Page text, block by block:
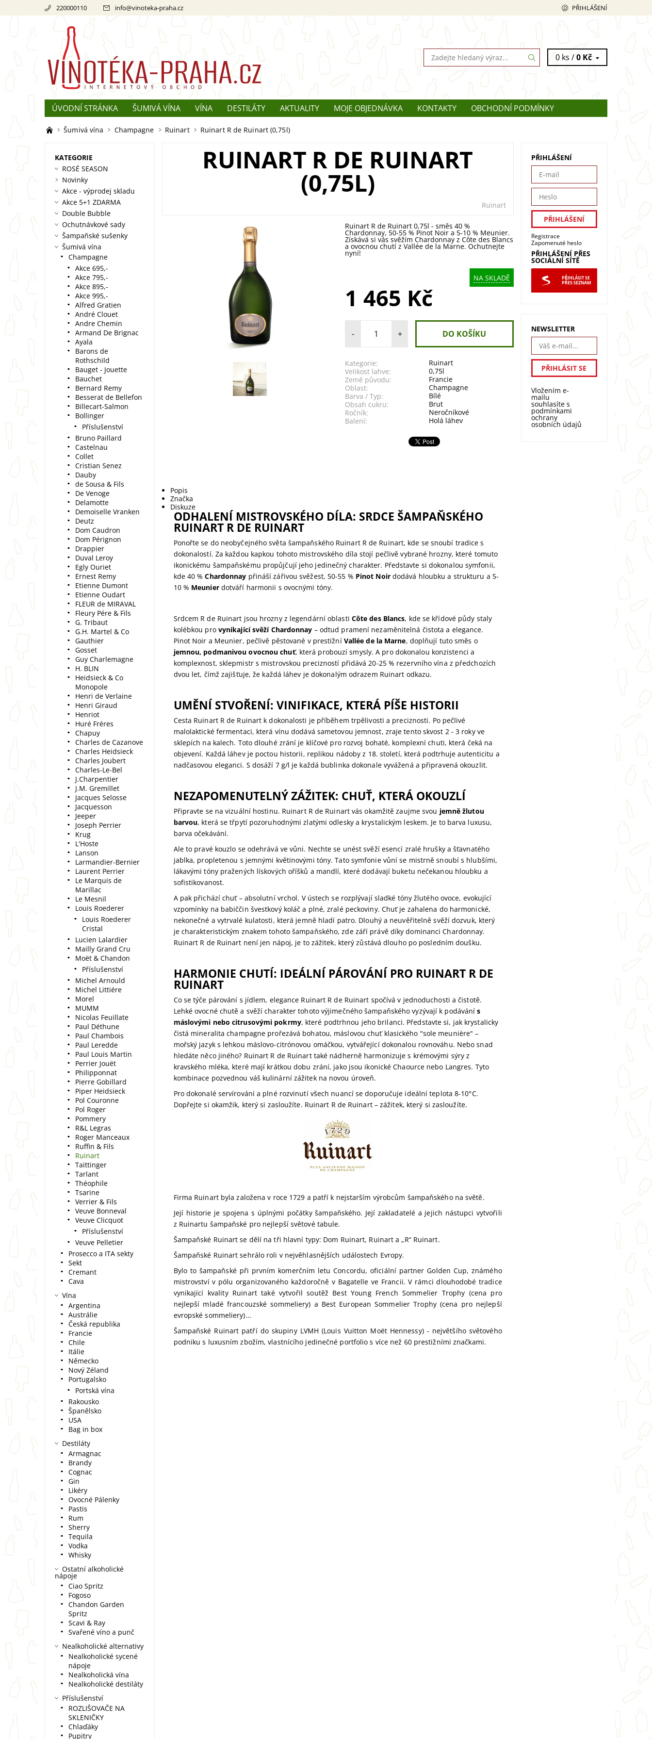
220000110 info@vinoteka-praha.cz PŘIHLÁŠENÍ
0 ks /0 Kč
ÚVODNÍ STRÁNKA ŠUMIVÁ VÍNA VÍNA DESTILÁTY AKTUALITY MOJE OBJEDNÁVKA KONTAKTY
OBCHODNÍ PODMÍNKY
REKLAMACE
O ŠAMPAŇSKÉM
Šumivá vína Champagne Ruinart Ruinart R de Ruinart (0,75l)
RUINART R DE RUINART
(0,75L)
Ruinart
Ruinart R de Ruinart 0,75l - směs 40 %
Chardonnay, 50-55 % Pinot Noir a 5-10 % Meunier.
Získává si vás svěžím Chardonnay z Côte des Blancs
a ovocnou chutí z Vallée de la Marne. Ochutnejte
nyní!
NA SKLADĚ
1 465 Kč
- +
Kategorie:
Ruinart
Velikost lahve:
0,75l
Země původu:
Francie
Oblast:
Champagne
Barva / Typ:
Bílé
Obsah cukru:
Brut
Ročník:
Neročníkové
Balení:
Holá láhev
Popis
Značka
Diskuze
ODHALENÍ MISTROVSKÉHO DÍLA: SRDCE ŠAMPAŇSKÉHO
RUINART R DE RUINART
Ponořte se do neobyčejného světa šampaňského Ruinart R de Ruinart, kde se snoubí tradice s
dokonalostí. Za každou kapkou tohoto mistrovského díla stojí pečlivě vybrané hrozny, které tomuto
ikonickému šampaňskému propůjčují jeho jedinečný charakter. Představte si dokonalou symfonii,
kde 40 %Chardonnay přináší zářivou svěžest, 50-55 % Pinot Noirdodává hloubku a strukturu a 5-
10 % Meunierdotváří harmonii s ovocnými tóny.
Srdcem R de Ruinart jsou hrozny z legendární oblasti Côte des Blancs, kde se křídové půdy staly
kolébkou pro vynikající svěží Chardonnay – odtud pramení nezaměnitelná čistota a elegance.
Pinot Noir a Meunier, pečlivě pěstované v prestižní Vallée de la Marne, doplňují tuto směs o
jemnou, podmanivou ovocnou chuť, která probouzí smysly. A pro dokonalou konzistenci a
komplexnost, sklepmistr s mistrovskou precizností přidává 20-25 % rezervního vína z předchozích
dvou let, čímž zajišťuje, že každá láhev je dokonalým odrazem Ruinart odkazu.
UMĚNÍ STVOŘENÍ: VINIFIKACE, KTERÁ PÍŠE HISTORII
Cesta Ruinart R de Ruinart k dokonalosti je příběhem trpělivosti a preciznosti. Po pečlivé
malolaktické fermentaci, která vínu dodává sametovou jemnost, zraje tento skvost 2 - 3 roky ve
sklepích na kalech. Toto dlouhé zrání je klíčové pro rozvoj bohaté, komplexní chuti, která čeká na
objevení. Každá láhev je poctou historii, replikou nádoby z 18. století, která podtrhuje autenticitu a
nadčasovou eleganci. S dosáží 7 g/l je každá bublinka dokonale vyvážená a připravená okouzlit.
NEZAPOMENUTELNÝ ZÁŽITEK: CHUŤ, KTERÁ OKOUZLÍ
Připravte se na vizuální hostinu. Ruinart R de Ruinart vás okamžitě zaujme svou jemně žlutou
barvou, která se třpytí pozoruhodnými zlatými odlesky a krystalickým leskem. Je to barva luxusu,
barva očekávání.
Ale to pravé kouzlo se odehrává ve vůni. Nechte se unést svěží esencí zralé hrušky a šťavnatého
jablka, propletenou s jemnými květinovými tóny. Tato symfonie vůní se mistrně snoubí s hlubšími,
lákavými tóny pražených lískových oříšků a mandlí, které dodávají buketu nečekanou hloubku a
sofistikovanost.
A pak přichází chuť – absolutní vrchol. V ústech se rozplývají sladké tóny žlutého ovoce, evokující
vzpomínky na babiččin švestkový koláč a plné, zralé peckoviny. Chuť je zahalena do harmonické,
nekonečné a vytrvalé kulatosti, která jemně hladí patro. Dlouhý a neuvěřitelně svěží dozvuk, který
je charakteristickým znakem tohoto šampaňského, zde září právě díky dominanci Chardonnay.
Ruinart R de Ruinart není jen nápoj, je to zážitek, který zůstává dlouho po posledním doušku.
HARMONIE CHUTÍ: IDEÁLNÍ PÁROVÁNÍ PRO RUINART R DE
RUINART
Co se týče párování s jídlem, elegance Ruinart R de Ruinart spočívá v jednoduchosti a čistotě.
Lehké ovocné chutě a svěží charakter tohoto výjimečného šampaňského vyzývají k podávánís
máslovými nebo citrusovými pokrmy, které podtrhnou jeho brilanci. Představte si, jak krystalicky
čistá mineralita champagne prořezává bohatou, máslovou chuť klasického "sole meunière" –
mořský jazyk s lehkou máslovo-citrónovou omáčkou, vytvářející dokonalou rovnováhu. Nebo snad
hledáte něco jiného? Ruinart R de Ruinart také nádherně harmonizuje s krémovými sýry z
kravského mléka, které mají krátkou dobu zrání, jako jsou ikonické Chaource nebo Langres. Tyto
kombinace pozvednou váš kulinární zážitek na novou úroveň.
Pro dokonalé servírování a plné rozvinutí všech nuancí se doporučuje ideální teplota 8-10°C.
Dopřejte si okamžik, který si zasloužíte. Ruinart R de Ruinart – zážitek, který si zasloužíte.
Firma Ruinart byla založena v roce 1729 a patří k nejstarším výrobcům šampaňského na světě.
Její historie je spojena s úplnými počátky šampaňského. Její zakladatelé a jejich nástupci vytvořili
z Ruinartu šampaňské pro nejlepší světové tabule.
Šampaňské Ruinart se dělí na tři hlavní typy: Dom Ruinart, Ruinart a „R“ Ruinart.
Šampaňské Ruinart sehrálo roli v nejvěhlasnějších událostech Evropy.
Bylo to šampaňské při prvním komerčním letu Concordu, oficiální partner Golden Cup, známého
mistrovství v pólu organizovaného každoročně v Bagatelle ve Francii. V rámci dlouhodobé tradice
vynikající kvality Ruinart také vytvořil soutěž Best Young French Sommelier Trophy (cena pro
nejlepší mladé francouzské sommeliery) a Best European Sommelier Trophy (cena pro nejlepší
evropské sommeliery)...
Šampaňské Ruinart patří do skupiny LVMH (Louis Vuitton Moët Hennessy) - největšího světového
podniku s luxusním zbožím, vlastnícího jedinečné portfolio s více než 60 prestižními značkami.
KATEGORIE
ROSÉ SEASON
Novinky
Akce - výprodej skladu
Akce 5+1 ZDARMA
Double Bubble
Ochutnávkové sady
Šampaňské sušenky
Šumivá vína
Champagne
Akce 695,-
Akce 795,-
Akce 895,-
Akce 995,-
Alfred Gratien
André Clouet
Andre Chemin
Armand De Brignac
Ayala
Barons de
Rothschild
Bauget - Jouette
Bauchet
Bernard Remy
Besserat de Bellefon
Billecart-Salmon
Bollinger
Příslušenství
Bruno Paillard
Castelnau
Collet
Cristian Senez
Dauby
de Sousa & Fils
De Venoge
Delamotte
Demoiselle Vranken
Deutz
Dom Caudron
Dom Pérignon
Drappier
Duval Leroy
Egly Ouriet
Ernest Remy
Etienne Dumont
Etienne Oudart
FLEUR de MIRAVAL
Fleury Pére & Fils
G. Tribaut
G.H. Martel & Co
Gauthier
Gosset
Guy Charlemagne
H. BLIN
Heidsieck & Co
Monopole
Henri de Verlaine
Henri Giraud
Henriot
Huré Fréres
Chapuy
Charles de Cazanove
Charles Heidsieck
Charles Joubert
Charles-Le-Bel
J.Charpentier
J.M. Gremillet
Jacques Selosse
Jacquesson
Jeeper
Joseph Perrier
Krug
L'Hoste
Lanson
Larmandier-Bernier
Laurent Perrier
Le Marquis de
Marillac
Le Mesnil
Louis Roederer
Louis Roederer
Cristal
Lucien Lalardier
Mailly Grand Cru
Moët & Chandon
Příslušenství
Michel Arnould
Michel Littiére
Morel
MUMM
Nicolas Feuillate
Paul Déthune
Paul Chambois
Paul Leredde
Paul Louis Martin
Perrier Jouët
Philipponnat
Pierre Gobillard
Piper Heidsieck
Pol Couronne
Pol Roger
Pommery
R&L Legras
Roger Manceaux
Ruffin & Fils
Ruinart
Taittinger
Tarlant
Théophile
Tsarine
Verrier & Fils
Veuve Bonneval
Veuve Clicquot
Příslušenství
Veuve Pelletier
Prosecco a ITA sekty
Sekt
Cremant
Cava
Vína
Argentina
Austrálie
Česká republika
Francie
Chile
Itálie
Německo
Nový Zéland
Portugalsko
Portská vína
Rakousko
Španělsko
USA
Bag in box
Destiláty
Armagnac
Brandy
Cognac
Gin
Likéry
Ovocné Pálenky
Pastis
Rum
Sherry
Tequila
Vodka
Whisky
Ostatní alkoholické
nápoje
Ciao Spritz
Fogoso
Chandon Garden
Spritz
Scavi & Ray
Svařené víno a punč
Nealkoholické alternativy
Nealkoholické sycené
nápoje
Nealkoholická vína
Nealkoholické destiláty
Příslušenství
ROZLIŠOVAČE NA
SKLENIČKY
Chlaďáky
Pupitry
PŘIHLÁŠENÍ
Registrace
Zapomenuté heslo
PŘIHLÁŠENÍ PŘES
SOCIÁLNÍ SÍTĚ
PŘIHLÁSIT SE
PŘES SEZNAM
NEWSLETTER
Vložením e-
mailu
souhlasíte s
podmínkami
ochrany
osobních údajů